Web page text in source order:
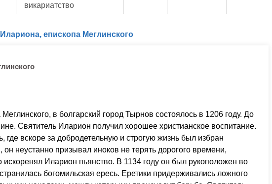
викариатство
епископа Меглинского
Меглинского, в болгарский город Тырнов состоялось в 1206 году. До
Святитель Иларион получил хорошее христианское воспитание.
вскоре за добродетельную и строгую жизнь был избран
неустанно призывал иноков не терять дорогого времени,
Иларион пьянство. В 1134 году он был рукоположен во
богомильская ересь. Еретики придерживались ложного